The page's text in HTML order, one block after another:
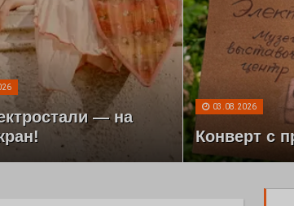
— на
03.08.2026
Конверт с